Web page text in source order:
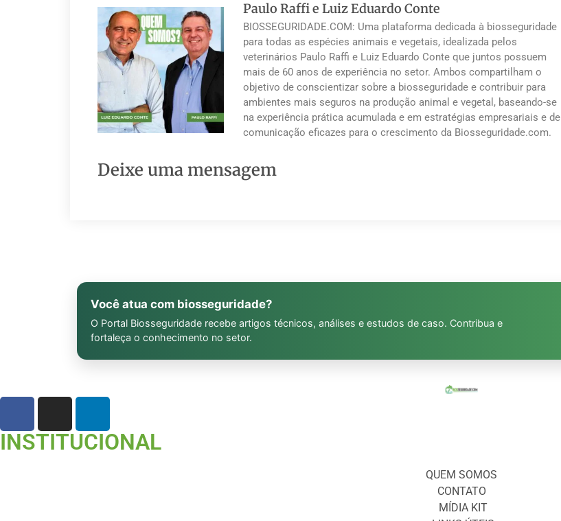
Paulo Raffi e Luiz Eduardo Conte
BIOSSEGURIDADE.COM: Uma plataforma dedicada à biosseguridade
para todas as espécies animais e vegetais, idealizada pelos
veterinários Paulo Raffi e Luiz Eduardo Conte que juntos possuem
mais de 60 anos de experiência no setor. Ambos compartilham o
objetivo de conscientizar sobre a biosseguridade e contribuir para
ambientes mais seguros na produção animal e vegetal, baseando-se
na experiência prática acumulada e em estratégias empresariais e de
comunicação eficazes para o crescimento da Biosseguridade.com.
Deixe uma mensagem
Você atua com biosseguridade?
O Portal Biosseguridade recebe artigos técnicos, análises e estudos de caso. Contribua e
fortaleça o conhecimento no setor.
INSTITUCIONAL
QUEM SOMOS
CONTATO
MÍDIA KIT